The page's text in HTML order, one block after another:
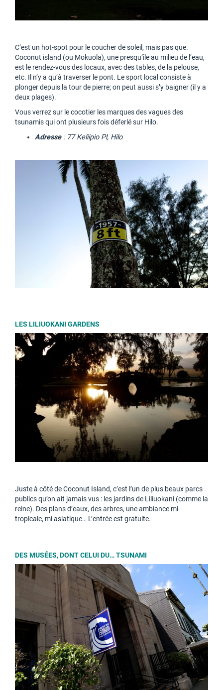
C’est un hot-spot pour le coucher de soleil, mais pas que.
Coconut island (ou Mokuola), une presqu’île au milieu de l’eau,
est le rendez-vous des locaux, avec des tables, de la pelouse,
etc. Il n’y a qu’à traverser le pont. Le sport local consiste à
plonger depuis la tour de pierre; on peut aussi s’y baigner (il y a
deux plages).
Vous verrez sur le cocotier les marques des vagues des
tsunamis qui ont plusieurs fois déferlé sur Hilo.
Adresse: 77 Keliipio Pl, Hilo
LES LILIUOKANI GARDENS
Juste à côté de Coconut Island, c’est l’un de plus beaux parcs
publics qu’on ait jamais vus : les jardins de Liliuokani (comme la
reine). Des plans d’eaux, des arbres, une ambiance mi-
tropicale, mi asiatique… L’entrée est gratuite.
DES MUSÉES, DONT CELUI DU… TSUNAMI